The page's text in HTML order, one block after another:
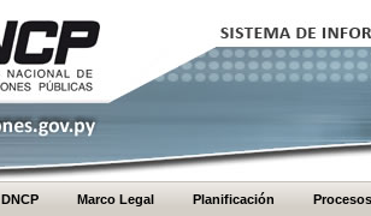
DNCP Marco Legal Planificación Procesos